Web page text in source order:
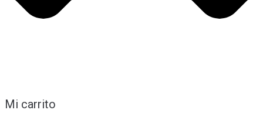
Mi carrito